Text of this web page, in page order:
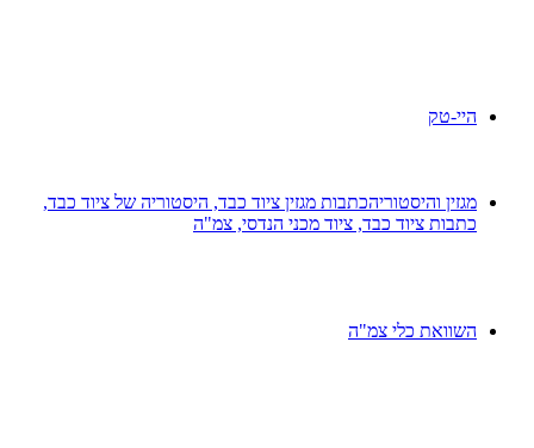
היי-טק
מגזין והיסטוריהכתבות מגזין ציוד כבד, היסטוריה של ציוד כבד,
כתבות ציוד כבד, ציוד מכני הנדסי, צמ"ה
השוואת כלי צמ"ה